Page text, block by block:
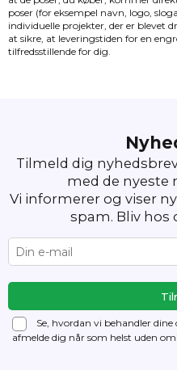
poser (for eksempel navn, logo,
individuelle projekter, der er blevet
at sikre, at leveringstiden for en
tilfredsstillende for dig.
Tilmeld dig
med de nyeste
Vi informerer og viser
spam. Bliv
Se, hvordan vi behandler dine
afmelde dig når som helst uden